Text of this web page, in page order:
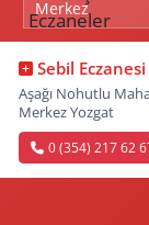
Sebil Eczanesi
Aşağı Nohutlu
Merkez Yozgat
0 (354) 217 62